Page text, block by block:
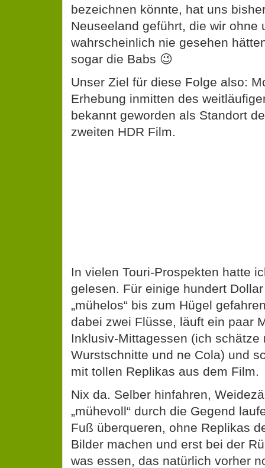
bezeichnen könnte, hat uns
Neuseeland geführt, die wir ohne
wahrscheinlich nie gesehen
sogar die Babs 😉
Unser Ziel für diese Folge also:
Erhebung inmitten des
bekannt geworden als Standort
zweiten HDR Film.
In vielen Touri-Prospekten hatte
gelesen. Für einige hundert
„mühelos“ bis zum Hügel
dabei zwei Flüsse, läuft ein paar
Inklusiv-Mittagessen (ich schätze
Wurstschnitte und ne Cola) und
mit tollen Replikas aus dem Film.
Nix da. Selber hinfahren,
„mühevoll“ durch die Gegend
Fuß überqueren, ohne Replikas
Bilder machen und erst bei der
was essen, das natürlich vorher